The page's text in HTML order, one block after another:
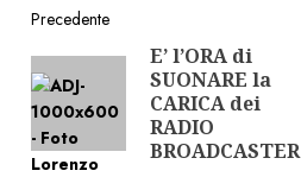
Navigazione
articolo
Precedente
Articolo
precedente:
E’ l’ORA di
SUONARE la
CARICA dei
RADIO
BROADCASTER